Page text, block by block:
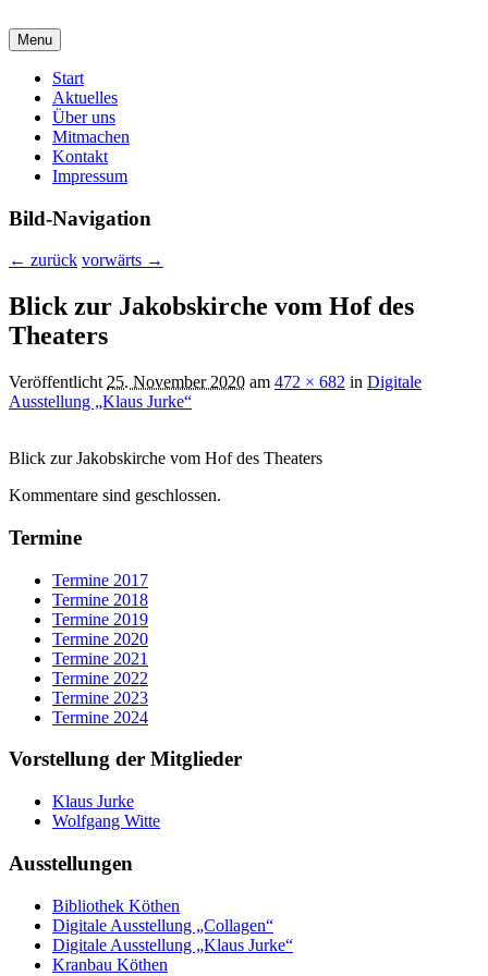
malzirkel-koethen.de
Verein für Freunde der Malerei und Grafik
Menu
Hauptmenü
Start
Aktuelles
Über uns
Mitmachen
Kontakt
Impressum
Bild-Navigation
← zurück vorwärts →
Blick zur Jakobskirche vom Hof des
Theaters
Veröffentlicht 25. November 2020 am 472 × 682 in Digitale
Ausstellung „Klaus Jurke“
Blick zur Jakobskirche vom Hof des Theaters
Kommentare sind geschlossen.
Termine
Termine 2017
Termine 2018
Termine 2019
Termine 2020
Termine 2021
Termine 2022
Termine 2023
Termine 2024
Vorstellung der Mitglieder
Klaus Jurke
Wolfgang Witte
Ausstellungen
Bibliothek Köthen
Digitale Ausstellung „Collagen“
Digitale Ausstellung „Klaus Jurke“
Kranbau Köthen